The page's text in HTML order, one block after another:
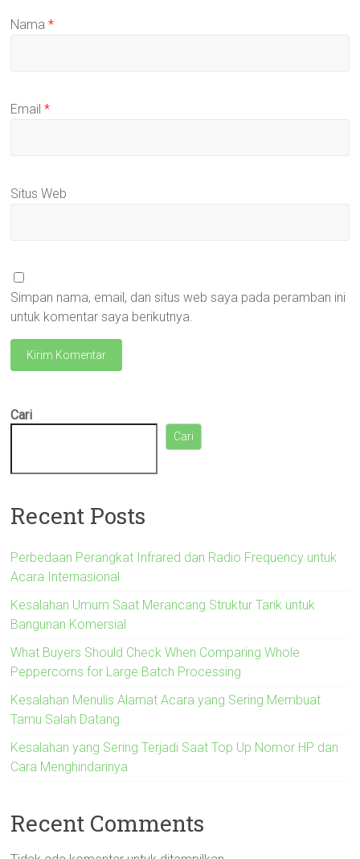
Nama*
Email*
Situs Web
Simpan nama, email, dan situs web saya pada peramban ini
untuk komentar saya berikutnya.
Cari
Cari
Recent Posts
Perbedaan Perangkat Infrared dan Radio Frequency untuk
Acara Internasional
Kesalahan Umum Saat Merancang Struktur Tarik untuk
Bangunan Komersial
What Buyers Should Check When Comparing Whole
Peppercorns for Large Batch Processing
Kesalahan Menulis Alamat Acara yang Sering Membuat
Tamu Salah Datang
Kesalahan yang Sering Terjadi Saat Top Up Nomor HP dan
Cara Menghindarinya
Recent Comments